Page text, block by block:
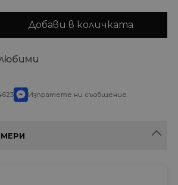
Добави в количката
Изпратете ни съобщение